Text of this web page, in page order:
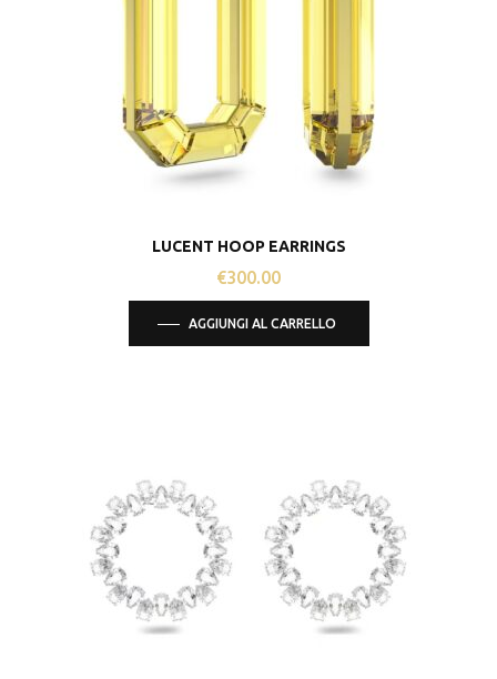
LUCENT HOOP EARRINGS
€300.00
AGGIUNGI AL CARRELLO